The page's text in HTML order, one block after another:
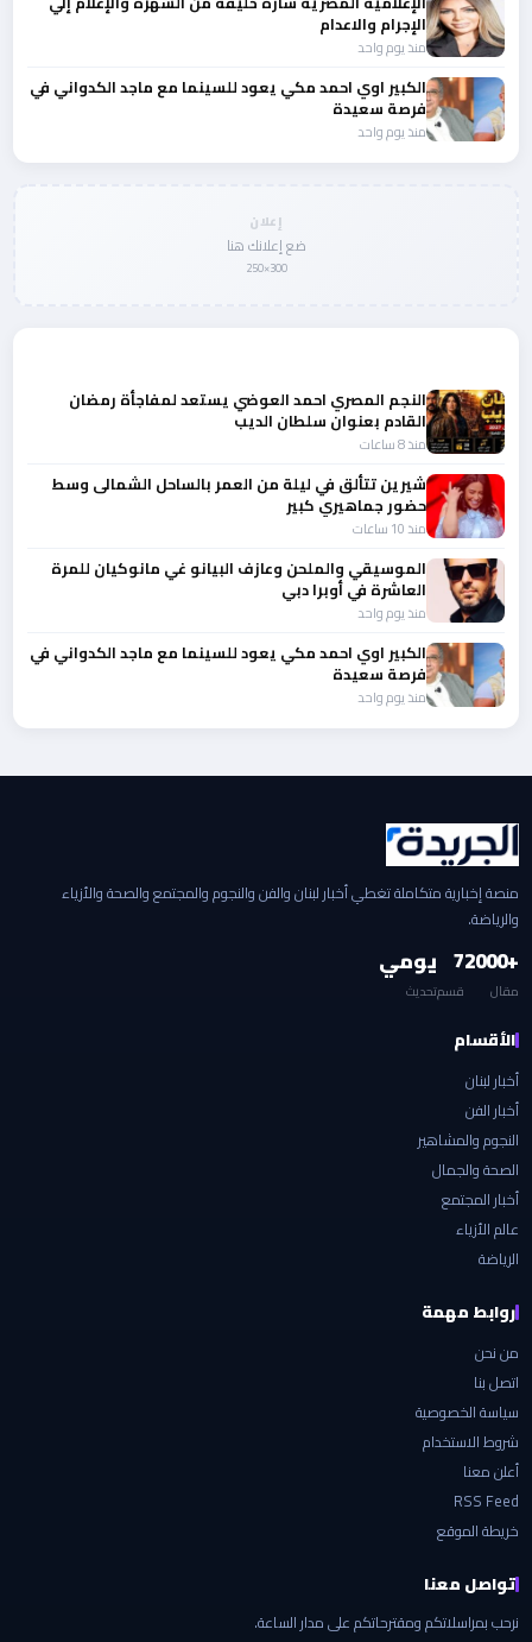
الإجرام والاعدام
منذ يوم واحد
الكبير اوي احمد مكي يعود للسينما مع ماجد الكدواني في
فرصة سعيدة
منذ يوم واحد
إعلان
ضع إعلانك هنا
300×250
النجم المصري احمد العوضي يستعد لمفاجأة رمضان
القادم بعنوان سلطان الديب
منذ 8 ساعات
شيرين تتألق في ليلة من العمر بالساحل الشمالى وسط
حضور جماهيري كبير
منذ 10 ساعات
الموسيقي والملحن وعازف البيانو غي مانوكيان للمرة
العاشرة في أوبرا دبي
منذ يوم واحد
الكبير اوي احمد مكي يعود للسينما مع ماجد الكدواني في
فرصة سعيدة
منذ يوم واحد
منصة إخبارية متكاملة تغطي أخبار لبنان والفن والنجوم والمجتمع والصحة والأزياء
والرياضة.
+2000
مقال
7
قسم
يومي
تحديث
الأقسام
أخبار لبنان
أخبار الفن
النجوم والمشاهير
الصحة والجمال
أخبار المجتمع
عالم الأزياء
الرياضة
روابط مهمة
من نحن
اتصل بنا
سياسة الخصوصية
شروط الاستخدام
أعلن معنا
RSS Feed
خريطة الموقع
تواصل معنا
نرحب بمراسلاتكم ومقترحاتكم على مدار الساعة.